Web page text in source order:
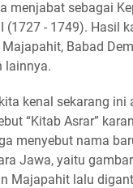
menjabat sebagai
(1727 - 1749). Hasil
Babad
lainnya.
kenal sekarang ini
“Kitab Asrar”
menyebut nama
Jawa, yaitu
Majapahit lalu